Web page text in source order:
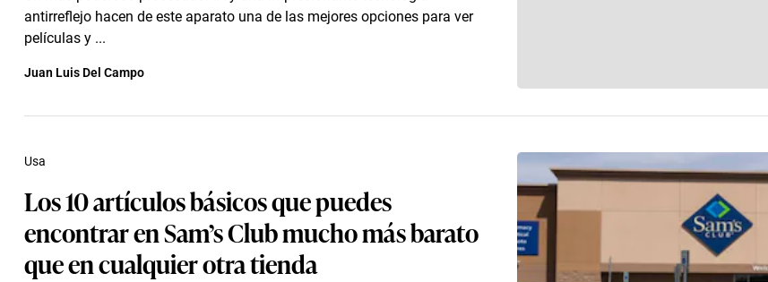
antirreflejo hacen de este aparato una de las mejores opciones para ver
películas y ...
Juan Luis Del Campo
Los 10 artículos básicos que puedes
encontrar en Sam’s Club mucho más barato
que en cualquier otra tienda
Usa